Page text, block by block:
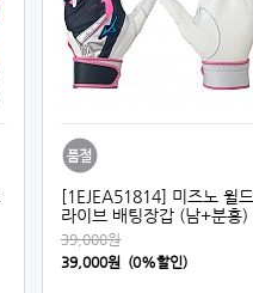
[1EJEA51814] 미즈노 윌드
라이브 배팅장갑 (남+분홍)
39,000원
39,000원 (0%할인)